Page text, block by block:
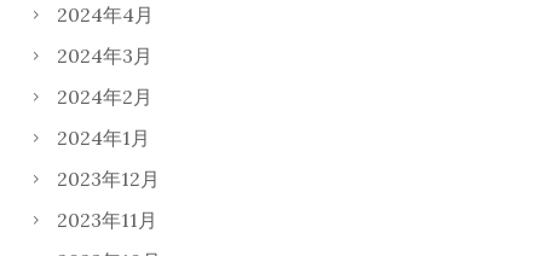
2024年4月
2024年3月
2024年2月
2024年1月
2023年12月
2023年11月